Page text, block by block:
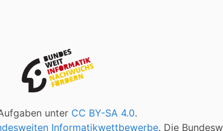
unter CC BY-SA 4.0.
Informatikwettbewerbe. Die